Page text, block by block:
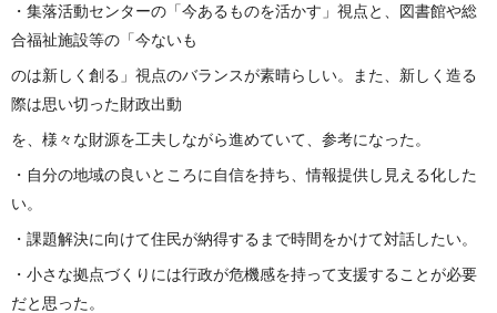
・集落活動センターの「今あるものを活かす」視点と、図書館や総
合福祉施設等の「今ないも
のは新しく創る」視点のバランスが素晴らしい。また、新しく造る
際は思い切った財政出動
を、様々な財源を工夫しながら進めていて、参考になった。
・自分の地域の良いところに自信を持ち、情報提供し見える化した
い。
・課題解決に向けて住民が納得するまで時間をかけて対話したい。
・小さな拠点づくりには行政が危機感を持って支援することが必要
だと思った。